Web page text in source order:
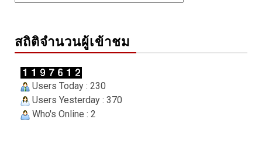
สถิติจำนวนผู้เข้าชม
Users Today : 230
Users Yesterday : 370
Who's Online : 2